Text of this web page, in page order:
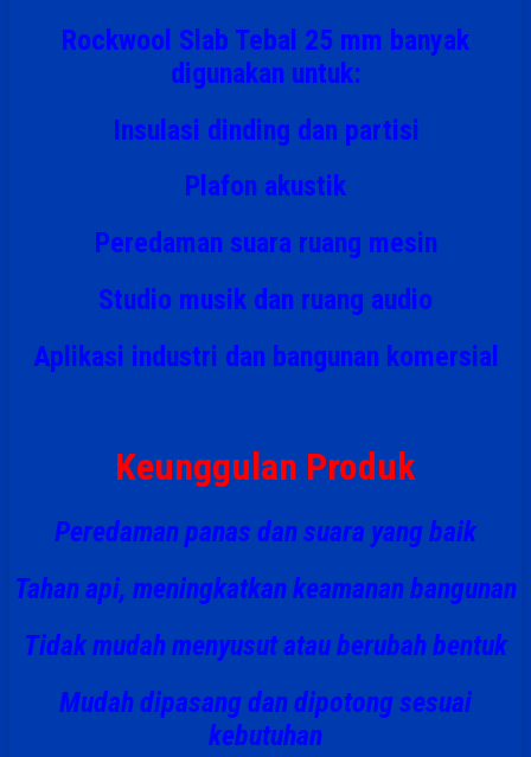
Rockwool Slab Tebal 25 mm banyak
digunakan untuk:
Insulasi dinding dan partisi
Plafon akustik
Peredaman suara ruang mesin
Studio musik dan ruang audio
Aplikasi industri dan bangunan komersial
Keunggulan Produk
Peredaman panas dan suara yang baik
Tahan api, meningkatkan keamanan bangunan
Tidak mudah menyusut atau berubah bentuk
Mudah dipasangdan dipotong sesuai
kebutuhan